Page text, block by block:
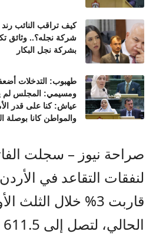
كيف تراقب النائب
شركة نجله؟.. وثائق
بشركة نجل البكار
طهبوب: التدخلات
ومسيمي: المجلس لم
عياش: كنا على قدر
والمواطن كانا بوصلة
صراحة نيوز – سجلت
لنفقات التقاعد في
قاربت 3% خلال